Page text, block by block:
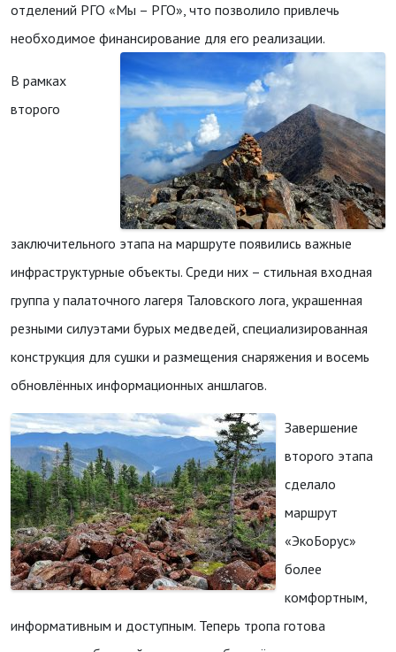
отделений РГО «Мы – РГО», что позволило привлечь
необходимое финансирование для его реализации.
В рамках
второго
заключительного этапа на маршруте появились важные
инфраструктурные объекты. Среди них – стильная входная
группа у палаточного лагеря Таловского лога, украшенная
резными силуэтами бурых медведей, специализированная
конструкция для сушки и размещения снаряжения и восемь
обновлённых информационных аншлагов.
Завершение
второго этапа
сделало
маршрут
«ЭкоБорус»
более
комфортным,
информативным и доступным. Теперь тропа готова